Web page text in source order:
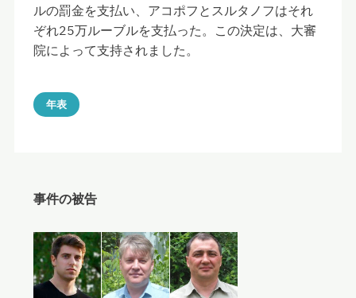
ルの罰金を支払い、アコポフとスルタノフはそれ
ぞれ25万ルーブルを支払った。この決定は、大審
院によって支持されました。
年表
事件の被告